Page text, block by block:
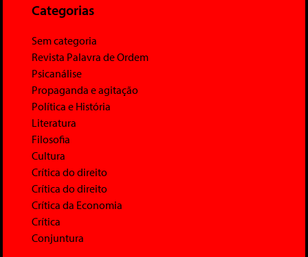
Categorias
Sem categoria
Revista Palavra de Ordem
Psicanálise
Propaganda e agitação
Política e História
Literatura
Filosofia
Cultura
Crítica do direito
Crítica do direito
Crítica da Economia
Crítica
Conjuntura